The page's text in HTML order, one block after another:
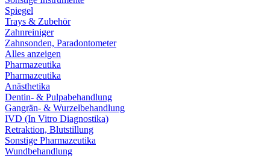
Spiegel
Trays & Zubehör
Zahnreiniger
Zahnsonden, Paradontometer
Alles anzeigen
Pharmazeutika
Pharmazeutika
Anästhetika
Dentin- & Pulpabehandlung
Gangrän- & Wurzelbehandlung
IVD (In Vitro Diagnostika)
Retraktion, Blutstillung
Sonstige Pharmazeutika
Wundbehandlung